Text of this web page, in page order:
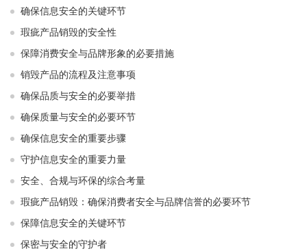
确保信息安全的关键环节
瑕疵产品销毁的安全性
保障消费安全与品牌形象的必要措施
销毁产品的流程及注意事项
确保品质与安全的必要举措
确保质量与安全的必要环节
确保信息安全的重要步骤
守护信息安全的重要力量
安全、合规与环保的综合考量
瑕疵产品销毁：确保消费者安全与品牌信誉的必要环节
保障信息安全的关键环节
保密与安全的守护者